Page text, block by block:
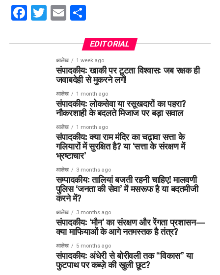
Facebook
Twitter
Email
EDITORIAL
आलेख 1 week ago
संपादकीय: खाकी पर टूटता विश्वास: जब रक्षक ही
जवाबदेही से मुकरने लगें!
आलेख 1 month ago
संपादकीय: लोकसेवा या रसूखदारों का पहरा?
नौकरशाही के बदलते मिजाज पर बड़ा सवाल
आलेख 1 month ago
संपादकीय: क्या राम मंदिर का चढ़ावा सत्ता के
गलियारों में सुरक्षित है? या ‘सत्ता के संरक्षण में
भ्रष्टाचार’
आलेख 3 months ago
सम्पादकीय: तालियां बजती रहनी चाहिए! मालवणी
पुलिस ‘जनता की सेवा’ में मसरूफ है या बदतमीजी
करने में?
आलेख 3 months ago
संपादकीय: ‘मौन’ का संरक्षण और रेंगता प्रशासन—
क्या माफियाओं के आगे नतमस्तक है तंत्र?
आलेख 5 months ago
संपादकीय: अंधेरी से बोरीवली तक “विकास” या
फुटपाथ पर कब्ज़े की खुली छूट?